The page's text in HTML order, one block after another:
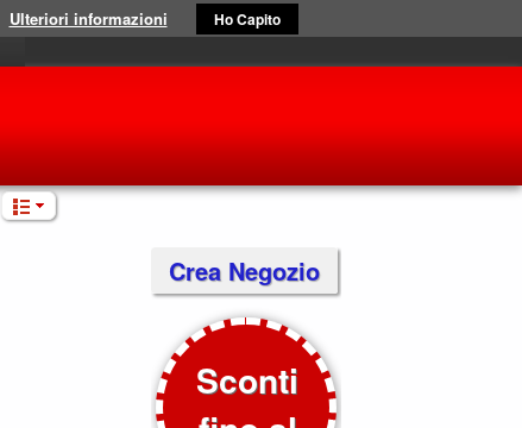
Crea Negozio
Sconti
Ulteriori informazioni Ho Capito